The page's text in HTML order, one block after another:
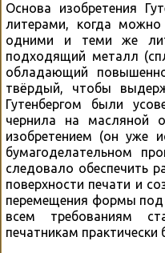
Основа изобретения
литерами, когда
одними и теми же
подходящий металл
обладающий
твёрдый, чтобы
Гутенбергом были
чернила на масляной
изобретением (он уже
бумагоделательном
следовало обеспечить
поверхности печати и
перемещения формы под
всем требованиям
печатникам практически